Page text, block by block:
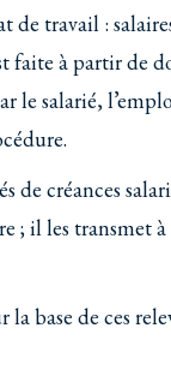
de travail :
faite à partir
le salarié,
de créances
il les transmet à
base de ces